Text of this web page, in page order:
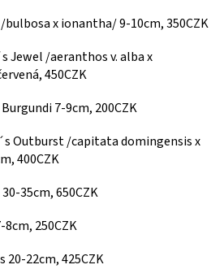
x ionantha/ 9-10cm, 350CZK
Jewel /aeranthos v. alba x
450CZK
7-9cm, 200CZK
Outburst /capitata domingensis x
400CZK
35cm, 650CZK
250CZK
22cm, 425CZK